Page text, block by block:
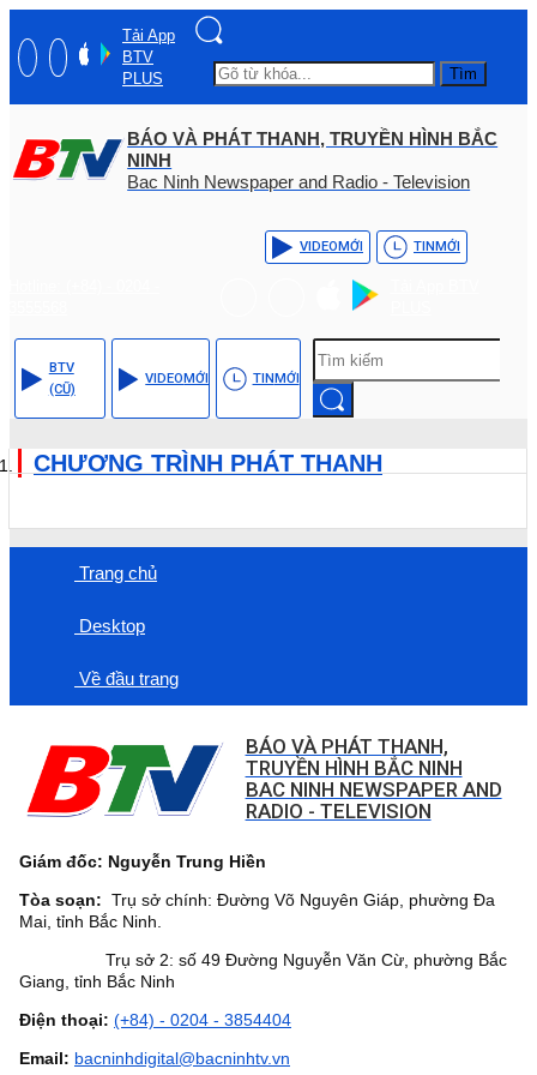
Tải App
BTV
PLUS
Tìm
BÁO VÀ PHÁT THANH, TRUYỀN HÌNH BẮC
NINH
Bac Ninh Newspaper and Radio - Television
VIDEOMỚI TINMỚI
BTV
(CŨ)
VIDEOMỚI TINMỚI
CHƯƠNG TRÌNH PHÁT THANH
Trang chủ
Desktop
Về đầu trang
BÁO VÀ PHÁT THANH,
TRUYỀN HÌNH BẮC NINH
BAC NINH NEWSPAPER AND
RADIO - TELEVISION
Giám đốc: Nguyễn Trung Hiền
Tòa soạn: Trụ sở chính: Đường Võ Nguyên Giáp, phường Đa
Mai, tỉnh Bắc Ninh.
Trụ sở 2: số 49 Đường Nguyễn Văn Cừ, phường Bắc
Giang, tỉnh Bắc Ninh
Điện thoại: (+84) - 0204 - 3854404
Email: bacninhdigital@bacninhtv.vn